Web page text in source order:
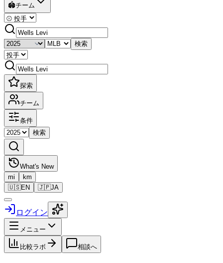
🏟️チーム
検索
探索
チーム
条件
検索
What's New
mi
km
🇺🇸EN 🇯🇵JA
ログイン
メニュー
比較ラボ 相談へ